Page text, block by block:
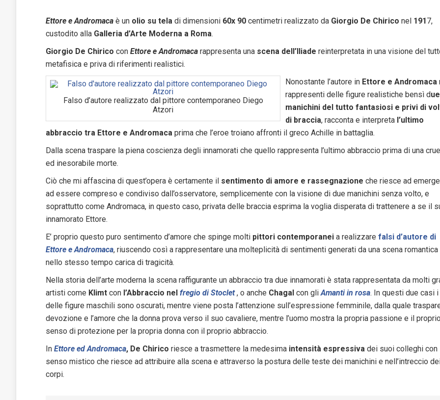
Ettore e Andromaca è un olio su tela di dimensioni 60x 90 centimetri realizzato da Giorgio De Chirico nel 191 7,
custodito alla Galleria d’Arte Moderna a Roma.
Giorgio De Chirico con Ettore e Andromaca rappresenta una scena dell’Iliade reinterpretata in una visione del
metafisica e priva di riferimenti realistici.
Falso d’autore realizzato dal pittore contemporaneo Diego
Atzori
Nonostante l’autore in Ettore e Andromaca
rappresenti delle figure realistiche bensì due
manichini del tutto fantasiosi e privi di
di braccia, racconta e interpreta l’ultimo
abbraccio tra Ettore e Andromaca prima che l’eroe troiano affronti il greco Achille in battaglia.
Dalla scena traspare la piena coscienza degli innamorati che quello rappresenta l’ultimo abbraccio prima di una
ed inesorabile morte.
Ciò che mi affascina di quest’opera è certamente il sentimento di amore e rassegnazione che riesce ad
ad essere compreso e condiviso dall’osservatore, semplicemente con la visione di due manichini senza volto, e
soprattutto come Andromaca, in questo caso, privata delle braccia esprima la voglia disperata di trattenere a se il
innamorato Ettore.
E’ proprio questo puro sentimento d’amore che spinge molti pittori contemporanei a realizzare falsi d’autore di
Ettore e Andromaca, riuscendo così a rappresentare una molteplicità di sentimenti generati da una scena romantica
nello stesso tempo carica di tragicità.
Nella storia dell’arte moderna la scena raffigurante un abbraccio tra due innamorati è stata rappresentata da molti
artisti come Klimt con l’Abbraccio nel fregio di Stoclet, o anche Chagal con gliAmanti in rosa. In questi due casi
delle figure maschili sono oscurati, mentre viene posta l’attenzione sull’espressione femminile, dalla quale
devozione e l’amore che la donna prova verso il suo cavaliere, mentre l’uomo mostra la propria passione e il proprio
senso di protezione per la propria donna con il proprio abbraccio.
In Ettore ed Andromaca, De Chirico riesce a trasmettere la medesima intensità espressiva dei suoi colleghi con
senso mistico che riesce ad attribuire alla scena e attraverso la postura delle teste dei manichini e nell’intreccio
corpi.